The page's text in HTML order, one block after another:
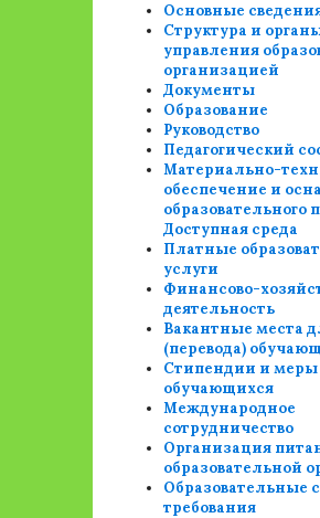
Основные
Структура и
управления
организацией
Документы
Образование
Руководство
Педагогический
Материально-
обеспечение и
образовательного
Доступная среда
Платные
услуги
Финансово-
деятельность
Вакантные места
(перевода)
Стипендии и
обучающихся
Международное
сотрудничество
Организация
образовательной
Образовательные
требования